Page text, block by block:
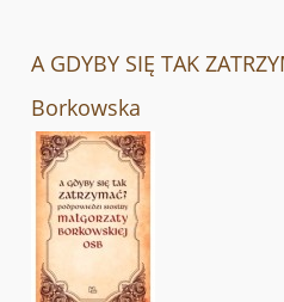
A GDYBY SIĘ TAK
Borkowska